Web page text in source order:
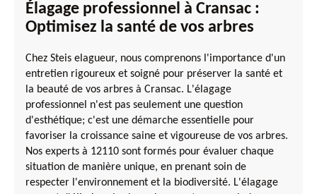
Élagage professionnel à Cransac :
Optimisez la santé de vos arbres
Chez Steis elagueur, nous comprenons l'importance d'un
entretien rigoureux et soigné pour préserver la santé et
la beauté de vos arbres à Cransac. L'élagage
professionnel n'est pas seulement une question
d'esthétique; c'est une démarche essentielle pour
favoriser la croissance saine et vigoureuse de vos arbres.
Nos experts à 12110 sont formés pour évaluer chaque
situation de manière unique, en prenant soin de
respecter l'environnement et la biodiversité. L'élagage